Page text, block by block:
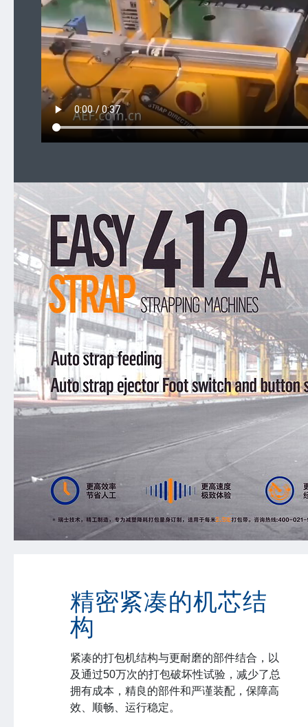
精密紧凑的机芯结
构
紧凑的打包机结构与更耐磨的部件结合，以
及通过50万次的打包破坏性试验，减少了总
拥有成本，精良的部件和严谨装配，保障高
效、顺畅、运行稳定。